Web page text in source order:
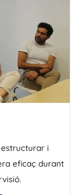
i
eficaç durant